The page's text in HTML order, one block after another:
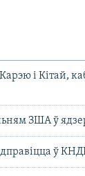
і Кітай,
ЗША ў
ў